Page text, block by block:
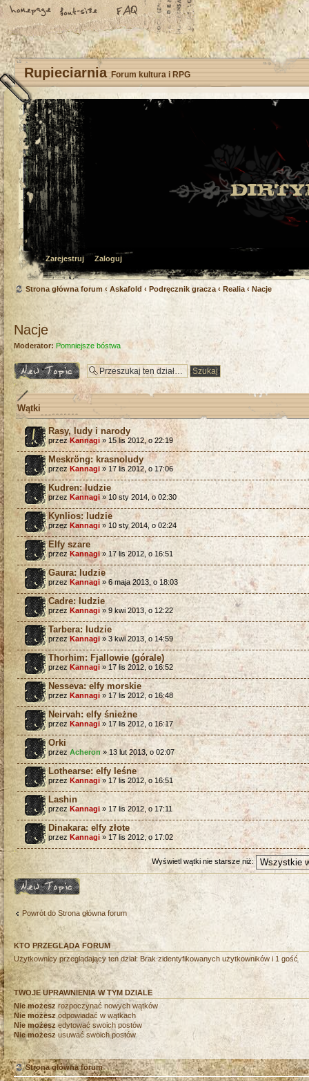
Rupieciarnia Forum kultura i RPG
Zarejestruj Zaloguj
Strona główna forum ‹ Askafold ‹ Podręcznik gracza ‹ Realia ‹ Nacje
Nacje
Moderator: Pomniejsze bóstwa
Napisz wątek
Wątki
Rasy, ludy i narody
przezKannagi» 15 lis 2012, o 22:19
Meskröng: krasnoludy
przezKannagi » 17 lis 2012, o 17:06
Kudren: ludzie
przez Kannagi » 10 sty 2014, o 02:30
Kynlios: ludzie
przez Kannagi » 10 sty 2014, o 02:24
Elfy szare
przezKannagi» 17 lis 2012, o 16:51
Gaura: ludzie
przez Kannagi » 6 maja 2013, o 18:03
Cadre: ludzie
przez Kannagi» 9 kwi 2013, o 12:22
Tarbera: ludzie
przezKannagi » 3 kwi 2013, o 14:59
Thorhim: Fjallowie (górale)
przezKannagi » 17 lis 2012, o 16:52
Nesseva: elfy morskie
przez Kannagi » 17 lis 2012, o 16:48
Neirvah: elfy śnieżne
przez Kannagi » 17 lis 2012, o 16:17
Orki
przez Acheron » 13 lut 2013, o 02:07
Lothearse: elfy leśne
przez Kannagi » 17 lis 2012, o 16:51
Lashin
przez Kannagi » 17 lis 2012, o 17:11
Dinakara: elfy złote
przez Kannagi » 17 lis 2012, o 17:02
Wyświetl wątki nie starsze niż:
Napisz wątek
Powrót do Strona główna forum
KTO PRZEGLĄDA FORUM
Użytkownicy przeglądający ten dział: Brak zidentyfikowanych użytkowników i 1 gość
TWOJE UPRAWNIENIA W TYM DZIALE
Nie możesz rozpoczynać nowych wątków
Nie możesz odpowiadać w wątkach
Nie możeszedytować swoich postów
Nie możeszusuwać swoich postów
Strona główna forum